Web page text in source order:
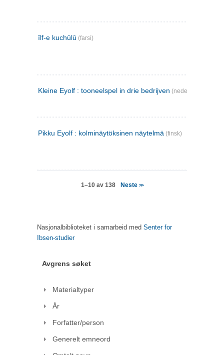
īlf-e kuchūlū (farsi)
Kleine Eyolf : tooneelspel in drie bedrijven (nederlandsk)
Pikku Eyolf : kolminäytöksinen näytelmä (finsk)
1–10 av 138 Neste >>
Nasjonalbiblioteket i samarbeid med Senter for
Ibsen-studier
Avgrens søket
Materialtyper
År
Forfatter/person
Generelt emneord